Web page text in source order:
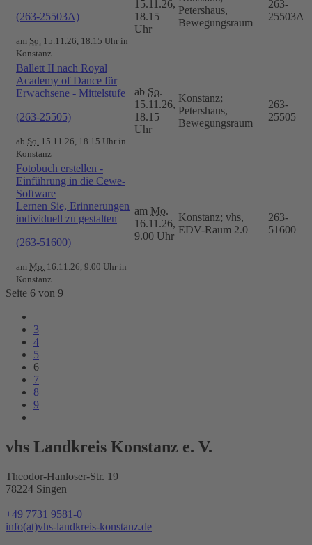
(263-25503A)
am So. 15.11.26, 18.15 Uhr in
Konstanz
15.11.26,
18.15
Uhr
Petershaus,
Bewegungsraum
263-
25503A
Ballett II nach Royal
Academy of Dance für
Erwachsene - Mittelstufe
(263-25505)
ab So. 15.11.26, 18.15 Uhr in
Konstanz
ab So.
15.11.26,
18.15
Uhr
Konstanz;
Petershaus,
Bewegungsraum
263-
25505
Fotobuch erstellen -
Einführung in die Cewe-
Software
Lernen Sie, Erinnerungen
individuell zu gestalten
(263-51600)
am Mo. 16.11.26, 9.00 Uhr in
Konstanz
am Mo.
16.11.26,
9.00 Uhr
Konstanz; vhs,
EDV-Raum 2.0
263-
51600
Seite 6 von 9
3
4
5
6
7
8
9
vhs Landkreis Konstanz e. V.
Theodor-Hanloser-Str. 19
78224 Singen
+49 7731 9581-0
info(at)vhs-landkreis-konstanz.de